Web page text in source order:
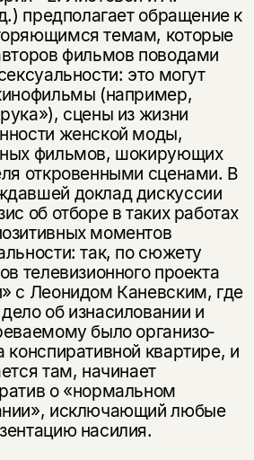
предполагает обращение к
темам, которые
фильмов поводами
это могут
(например,
сцены из жизни
женской моды,
фильмов, шокирую­щих
откровенными сценами. В
до­клад дискуссии
об отборе в таких работах
моментов
так, по сюжету
телевизионного проекта
с Леонидом Каневским, где
об изнасиловании и
было организо­
конспиративной квартире, и
там, начинает
о «нормальном
исключающий любые
насилия.